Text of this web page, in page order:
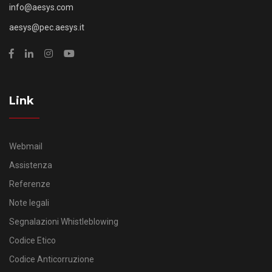
info@aesys.com
aesys@pec.aesys.it
Link
Webmail
Assistenza
Referenze
Note legali
Segnalazioni Whistleblowing
Codice Etico
Codice Anticorruzione